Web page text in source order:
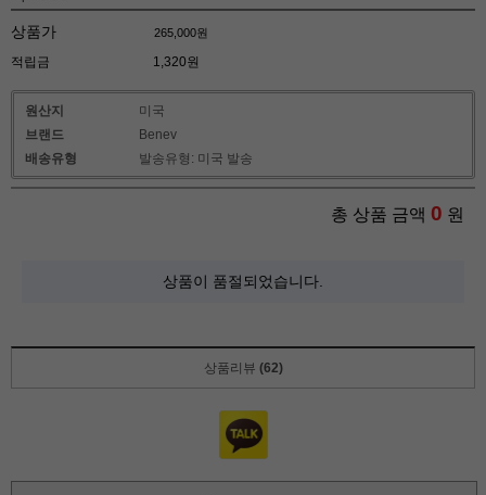
상품가 265,000원
적립금 1,320원
원산지
미국
브랜드
Benev
배송유형
발송유형: 미국 발송
총 상품 금액 0 원
상품이 품절되었습니다.
상품리뷰 (62)